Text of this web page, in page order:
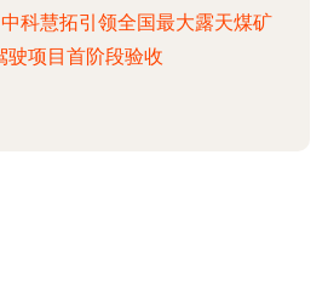
科慧拓引领全国最大露天煤矿
驶项目首阶段验收